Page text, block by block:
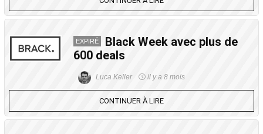
EXPIRÉ
Black Week avec plus de
600 deals
Luca Keller il y a 8 mois
CONTINUER À LIRE